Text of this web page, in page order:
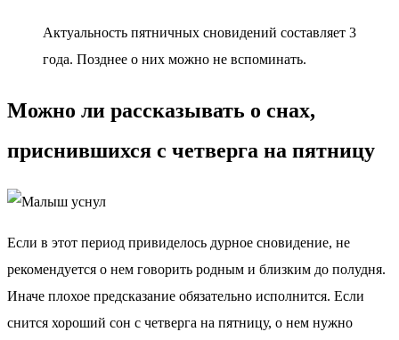
Актуальность пятничных сновидений составляет 3
года. Позднее о них можно не вспоминать.
Можно ли рассказывать о снах,
приснившихся с четверга на пятницу
Если в этот период привиделось дурное сновидение, не
рекомендуется о нем говорить родным и близким до полудня.
Иначе плохое предсказание обязательно исполнится. Если
снится хороший сон с четверга на пятницу, о нем нужно